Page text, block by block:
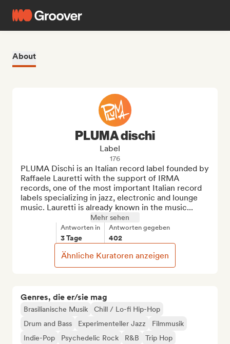
About
Genres, die er/sie mag
Brasilianische Musik
Chill / Lo-fi Hip-Hop
Drum and Bass
Experimenteller Jazz
Filmmusik
Indie-Pop
Psychedelic Rock R&B
Trip Hop
PLUMA dischi
Label
176
PLUMA Dischi is an Italian record label founded by
Raffaele Lauretti with the support of IRMA
records, one of the most important Italian record
labels specializing in jazz, electronic and lounge
music. Lauretti is already known in the music...
Mehr sehen
Antworten in
3 Tage
Antworten gegeben
402
Ähnliche Kuratoren anzeigen